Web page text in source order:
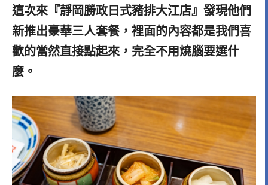
這次來『靜岡勝政日式豬排大江店』發現他們
新推出豪華三人套餐，裡面的內容都是我們喜
歡的當然直接點起來，完全不用燒腦要選什
麼。